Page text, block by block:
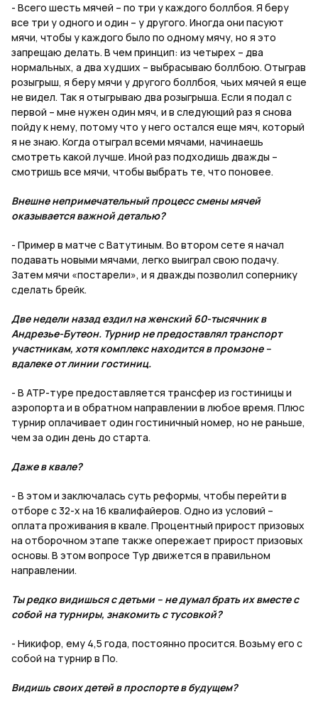
- Всего шесть мячей – по три у каждого боллбоя. Я беру
все три у одного и один – у другого. Иногда они пасуют
мячи, чтобы у каждого было по одному мячу, но я это
запрещаю делать. В чем принцип: из четырех – два
нормальных, а два худших – выбрасываю боллбою. Отыграв
розыгрыш, я беру мячи у другого боллбоя, чьих мячей я еще
не видел. Так я отыгрываю два розыгрыша. Если я подал с
первой – мне нужен один мяч, и в следующий раз я снова
пойду к нему, потому что у него остался еще мяч, который
я не знаю. Когда отыграл всеми мячами, начинаешь
смотреть какой лучше. Иной раз подходишь дважды –
смотришь все мячи, чтобы выбрать те, что поновее.
Внешне непримечательный процесс смены мячей
оказывается важной деталью?
- Пример в матче с Ватутиным. Во втором сете я начал
подавать новыми мячами, легко выиграл свою подачу.
Затем мячи «постарели», и я дважды позволил сопернику
сделать брейк.
Две недели назад ездил на женский 60-тысячник в
Андрезье-Бутеон. Турнир не предоставлял транспорт
участникам, хотя комплекс находится в промзоне –
вдалеке от линии гостиниц.
- В АТР-туре предоставляется трансфер из гостиницы и
аэропорта и в обратном направлении в любое время. Плюс
турнир оплачивает один гостиничный номер, но не раньше,
чем за один день до старта.
Даже в квале?
- В этом и заключалась суть реформы, чтобы перейти в
отборе с 32-х на 16 квалифайеров. Одно из условий –
оплата проживания в квале. Процентный прирост призовых
на отборочном этапе также опережает прирост призовых
основы. В этом вопросе Тур движется в правильном
направлении.
Ты редко видишься с детьми – не думал брать их вместе с
собой на турниры, знакомить с тусовкой?
- Никифор, ему 4,5 года, постоянно просится. Возьму его с
собой на турнир в По.
Видишь своих детей в проспорте в будущем?